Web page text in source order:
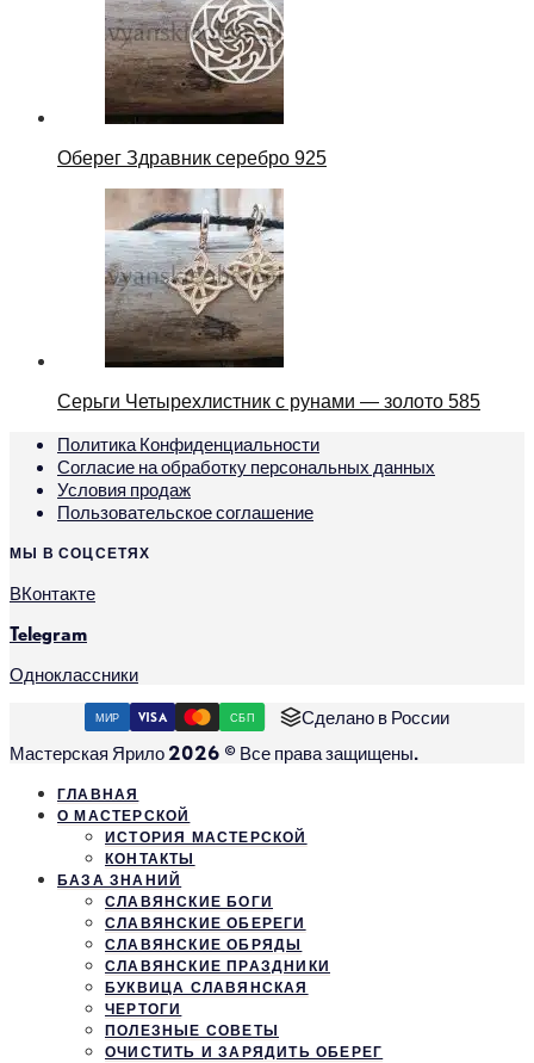
Оберег Здравник серебро 925
Серьги Четырехлистник с рунами — золото 585
Политика Конфиденциальности
Согласие на обработку персональных данных
Условия продаж
Пользовательское соглашение
МЫ В СОЦСЕТЯХ
ВКонтакте
Telegram
Одноклассники
МИР VISA СБП
Сделано в России
Мастерская Ярило 2026 © Все права защищены.
ГЛАВНАЯ
О МАСТЕРСКОЙ
ИСТОРИЯ МАСТЕРСКОЙ
КОНТАКТЫ
БАЗА ЗНАНИЙ
СЛАВЯНСКИЕ БОГИ
СЛАВЯНСКИЕ ОБЕРЕГИ
СЛАВЯНСКИЕ ОБРЯДЫ
СЛАВЯНСКИЕ ПРАЗДНИКИ
БУКВИЦА СЛАВЯНСКАЯ
ЧЕРТОГИ
ПОЛЕЗНЫЕ СОВЕТЫ
ОЧИСТИТЬ И ЗАРЯДИТЬ ОБЕРЕГ